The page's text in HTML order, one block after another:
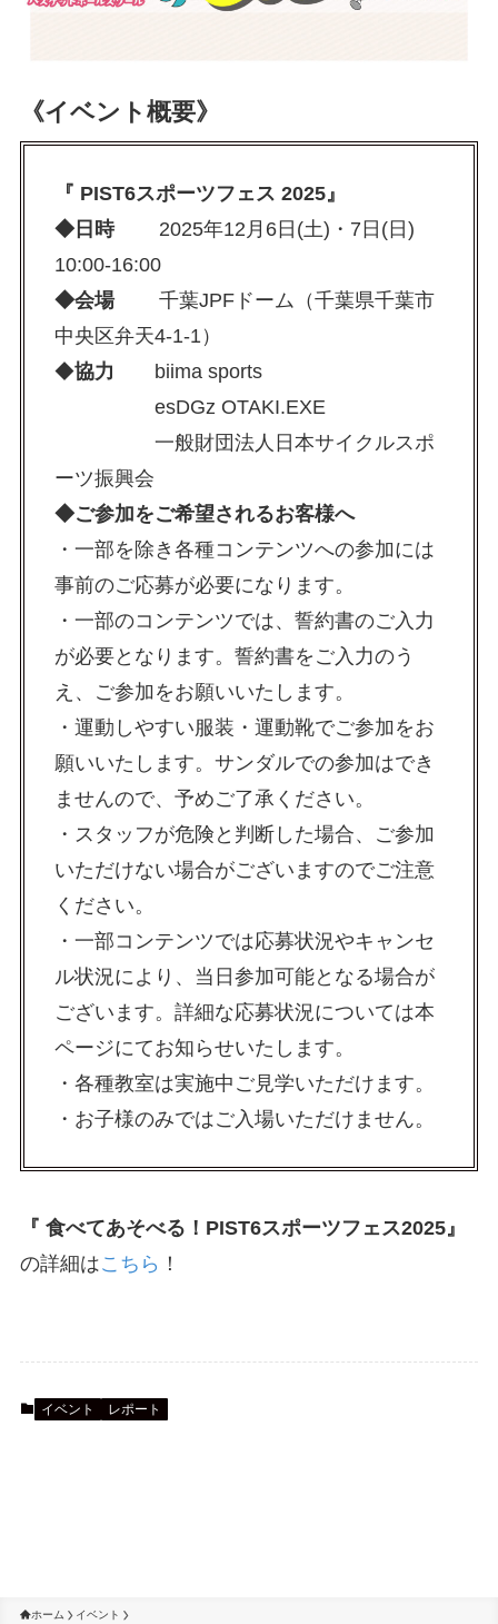
《イベント概要》
『 PIST6スポーツフェス 2025』
◆日時2025年12月6日(土)・7日(日)
10:00-16:00
◆会場千葉JPFドーム（千葉県千葉市
中央区弁天4-1-1）
◆協力
biima sports
esDGz OTAKI.EXE
一般財団法人日本サイクルスポ
ーツ振興会
◆ご参加をご希望されるお客様へ
・一部を除き各種コンテンツへの参加には
事前のご応募が必要になります。
・一部のコンテンツでは、誓約書のご入力
が必要となります。誓約書をご入力のう
え、ご参加をお願いいたします。
・運動しやすい服装・運動靴でご参加をお
願いいたします。サンダルでの参加はでき
ませんので、予めご了承ください。
・スタッフが危険と判断した場合、ご参加
いただけない場合がございますのでご注意
ください。
・一部コンテンツでは応募状況やキャンセ
ル状況により、当日参加可能となる場合が
ございます。詳細な応募状況については本
ページにてお知らせいたします。
・各種教室は実施中ご見学いただけます。
・お子様のみではご入場いただけません。
『 食べてあそべる！PIST6スポーツフェス2025』
の詳細はこちら ！
イベント レポート
ホーム イベント